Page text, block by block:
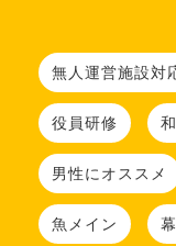
無人運営施設対
役員研修
男性にオススメ
魚メイン